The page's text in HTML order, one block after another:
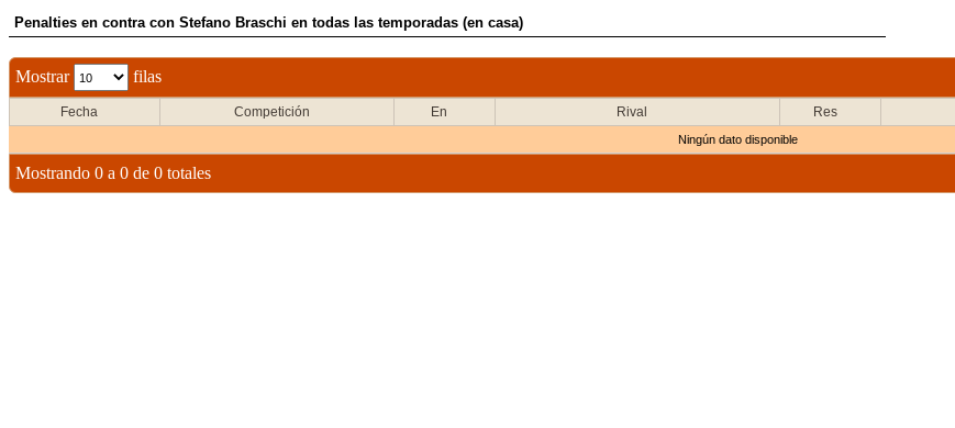
Penalties en contra con Stefano Braschi en todas las temporadas (en casa)
Mostrar filas
Fecha Competición En Rival Res
Ningún dato disponible
Mostrando 0 a 0 de 0 totales